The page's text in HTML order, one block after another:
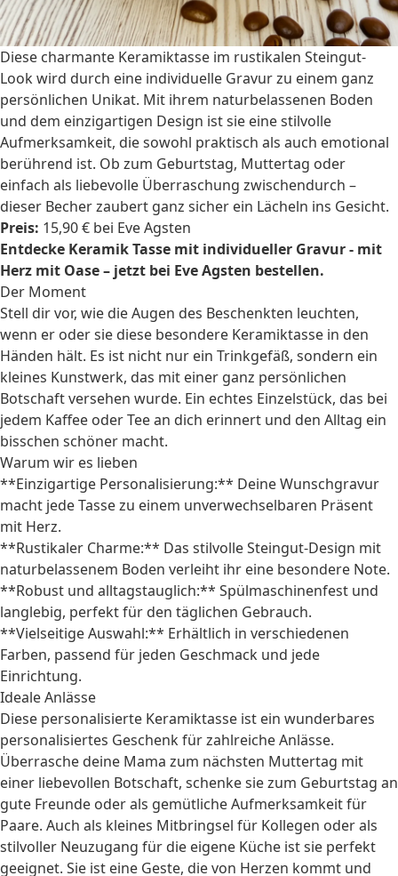
Diese charmante Keramiktasse im rustikalen Steingut-
Look wird durch eine individuelle Gravur zu einem ganz
persönlichen Unikat. Mit ihrem naturbelassenen Boden
und dem einzigartigen Design ist sie eine stilvolle
Aufmerksamkeit, die sowohl praktisch als auch emotional
berührend ist. Ob zum Geburtstag, Muttertag oder
einfach als liebevolle Überraschung zwischendurch –
dieser Becher zaubert ganz sicher ein Lächeln ins Gesicht.
Preis: 15,90 € bei Eve Agsten
Entdecke Keramik Tasse mit individueller Gravur - mit
Herz mit Oase – jetzt bei Eve Agsten bestellen.
Der Moment
Stell dir vor, wie die Augen des Beschenkten leuchten,
wenn er oder sie diese besondere Keramiktasse in den
Händen hält. Es ist nicht nur ein Trinkgefäß, sondern ein
kleines Kunstwerk, das mit einer ganz persönlichen
Botschaft versehen wurde. Ein echtes Einzelstück, das bei
jedem Kaffee oder Tee an dich erinnert und den Alltag ein
bisschen schöner macht.
Warum wir es lieben
**Einzigartige Personalisierung:** Deine Wunschgravur
macht jede Tasse zu einem unverwechselbaren Präsent
mit Herz.
**Rustikaler Charme:** Das stilvolle Steingut-Design mit
naturbelassenem Boden verleiht ihr eine besondere Note.
**Robust und alltagstauglich:** Spülmaschinenfest und
langlebig, perfekt für den täglichen Gebrauch.
**Vielseitige Auswahl:** Erhältlich in verschiedenen
Farben, passend für jeden Geschmack und jede
Einrichtung.
Ideale Anlässe
Diese personalisierte Keramiktasse ist ein wunderbares
personalisiertes Geschenkfür zahlreiche Anlässe.
Überrasche deine Mama zum nächsten Muttertag mit
einer liebevollen Botschaft, schenke sie zum Geburtstag an
gute Freunde oder als gemütliche Aufmerksamkeit für
Paare. Auch als kleines Mitbringsel für Kollegen oder als
stilvoller Neuzugang für die eigene Küche ist sie perfekt
geeignet. Sie ist eine Geste, die von Herzen kommt und